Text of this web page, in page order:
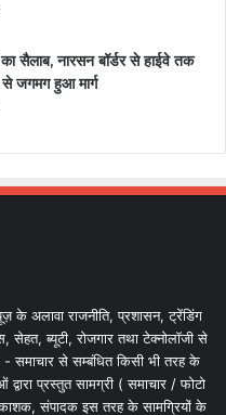
का सैलाब, नारसन बॉर्डर से हाईवे तक
जगमग हुआ मार्ग
के अलावा राजनीति, प्रशासन, ट्रेंडिंग
ब्यूटी, रोजगार तथा टेक्नोलॉजी से
समाचार से सम्बंधित किसी भी तरह के
प्रस्तुत सामग्री ( समाचार / फोटो
संपादक इस तरह के सामग्रियों के